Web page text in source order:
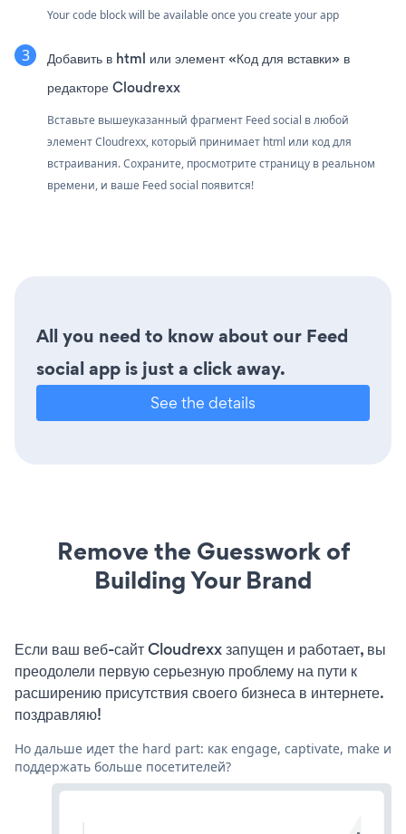
Your code block will be available once you create your app
Добавить в html или элемент «Код для вставки» в
редакторе Cloudrexx
Вставьте вышеуказанный фрагмент Feed social в любой
элемент Cloudrexx, который принимает html или код для
встраивания. Сохраните, просмотрите страницу в реальном
времени, и ваше Feed social появится!
All you need to know about our Feed
social app is just a click away.
See the details
Remove the Guesswork of
Building Your Brand
Если ваш веб-сайт Cloudrexx запущен и работает, вы
преодолели первую серьезную проблему на пути к
расширению присутствия своего бизнеса в интернете.
поздравляю!
Но дальше идет the hard part: как engage, captivate, make и
поддержать больше посетителей?